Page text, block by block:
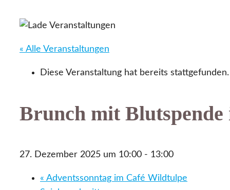
« Alle Veranstaltungen
Diese Veranstaltung hat bereits stattgefunden.
Brunch mit
27. Dezember 2025 um 10:00 - 13:00
« Adventssonntag im Café Wildtulpe